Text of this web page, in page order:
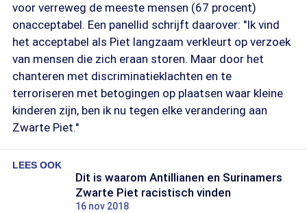
voor verreweg de meeste mensen (67 procent)
onacceptabel. Een panellid schrijft daarover: "Ik vind
het acceptabel als Piet langzaam verkleurt op verzoek
van mensen die zich eraan storen. Maar door het
chanteren met discriminatieklachten en te
terroriseren met betogingen op plaatsen waar kleine
kinderen zijn, ben ik nu tegen elke verandering aan
Zwarte Piet."
LEES OOK
Dit is waarom Antillianen en Surinamers
Zwarte Piet racistisch vinden
16 nov 2018